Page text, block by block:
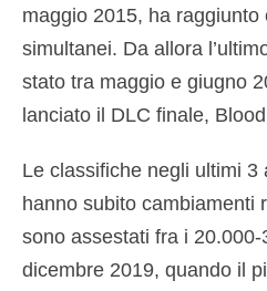
maggio 2015, ha
simultanei. Da allora
stato tra maggio e giugno
lanciato il DLC finale,
Le classifiche negli ultimi 3
hanno subito cambiamenti
sono assestati fra i
dicembre 2019, quando il